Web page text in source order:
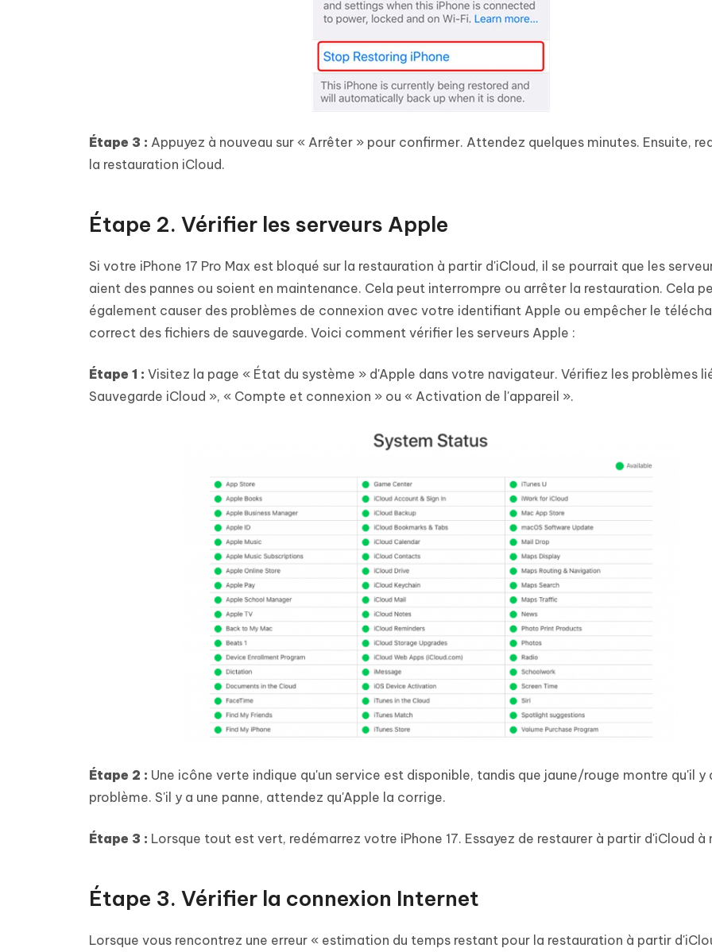
Étape 3 : Appuyez à nouveau sur « Arrêter » pour confirmer. Attendez quelques minutes. Ensuite,
la restauration iCloud.
Étape 2. Vérifier les serveurs Apple
Si votre iPhone 17 Pro Max est bloqué sur la restauration à partir d'iCloud, il se pourrait que les
aient des pannes ou soient en maintenance. Cela peut interrompre ou arrêter la restauration. Cela
également causer des problèmes de connexion avec votre identifiant Apple ou empêcher le
correct des fichiers de sauvegarde. Voici comment vérifier les serveurs Apple :
Étape 1 : Visitez la page « État du système » d'Apple dans votre navigateur. Vérifiez les problèmes
Sauvegarde iCloud », « Compte et connexion » ou « Activation de l'appareil ».
Étape 2 : Une icône verte indique qu'un service est disponible, tandis que jaune/rouge montre qu'il y
problème. S'il y a une panne, attendez qu'Apple la corrige.
Étape 3 : Lorsque tout est vert, redémarrez votre iPhone 17. Essayez de restaurer à partir d'iCloud à
Étape 3. Vérifier la connexion Internet
Lorsque vous rencontrez une erreur « estimation du temps restant pour la restauration à partir